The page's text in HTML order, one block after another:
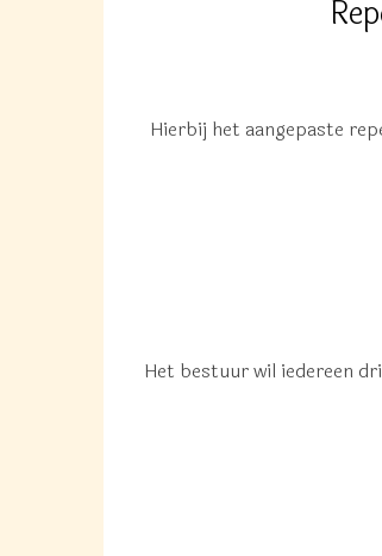
Hierbij het aangepaste
Het bestuur wil iedereen